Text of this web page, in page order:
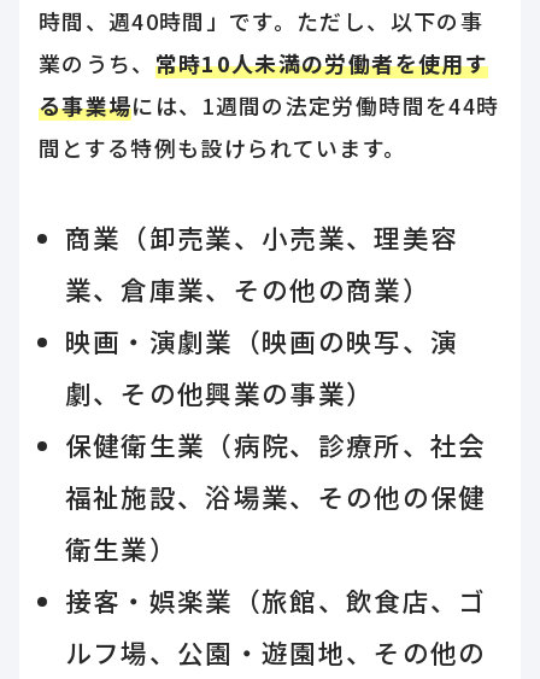
時間、週40時間」です。ただし、以下の事
業のうち、 常時10人未満の労働者を使用す
る事業場には、1週間の法定労働時間を44時
間とする特例も設けられています。
商業（卸売業、小売業、理美容
業、倉庫業、その他の商業）
映画・演劇業（映画の映写、演
劇、その他興業の事業）
保健衛生業（病院、診療所、社会
福祉施設、浴場業、その他の保健
衛生業）
接客・娯楽業（旅館、飲食店、ゴ
ルフ場、公園・遊園地、その他の